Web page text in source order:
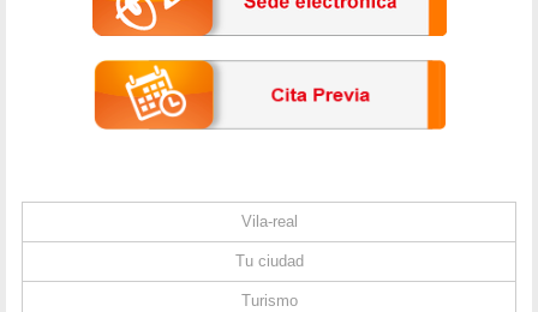
Vila-real
Tu ciudad
Turismo